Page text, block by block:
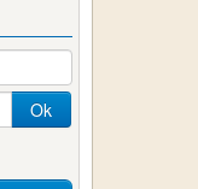
Ok